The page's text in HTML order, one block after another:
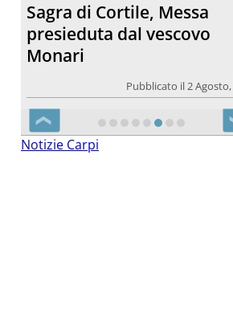
Sagra di Cortile, Messa
presieduta dal vescovo
Monari
Pubblicato il 2 Agosto,
❮
Notizie Carpi